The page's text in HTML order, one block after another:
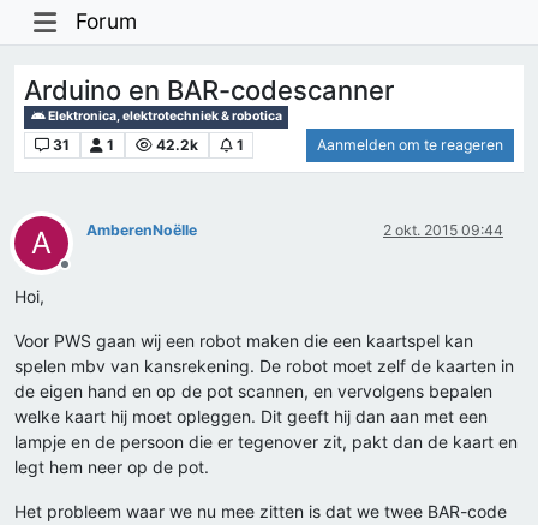
Forum
Arduino en BAR-codescanner
Elektronica, elektrotechniek & robotica
31 1 42.2k 1 Aanmelden om te reageren
A
Offline
AmberenNoëlle 2 okt. 2015 09:44
Hoi,
Voor PWS gaan wij een robot maken die een kaartspel kan
spelen mbv van kansrekening. De robot moet zelf de kaarten in
de eigen hand en op de pot scannen, en vervolgens bepalen
welke kaart hij moet opleggen. Dit geeft hij dan aan met een
lampje en de persoon die er tegenover zit, pakt dan de kaart en
legt hem neer op de pot.
Het probleem waar we nu mee zitten is dat we twee BAR-code